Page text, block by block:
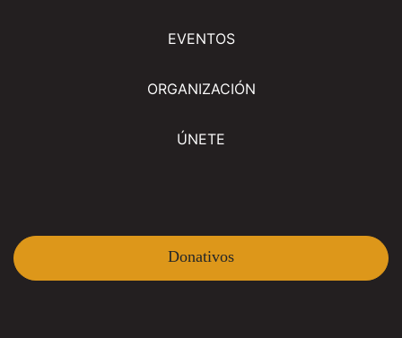
EVENTOS
ORGANIZACIÓN
ÚNETE
Donativos